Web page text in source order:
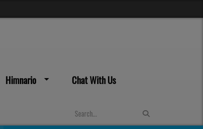
Himnario Chat With Us